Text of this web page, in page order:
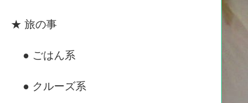
★ 旅の事
● ごはん系
● クルーズ系